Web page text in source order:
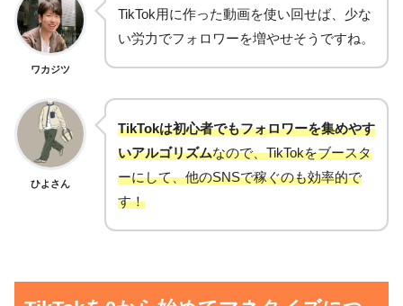
ワカジツ
TikTok用に作った動画を使い回せば、少な
い労力でフォロワーを増やせそうですね。
ひよさん
TikTokは初心者でもフォロワーを集めやす
いアルゴリズムなので、TikTokをブースタ
ーにして、他のSNSで稼ぐのも効率的で
す！